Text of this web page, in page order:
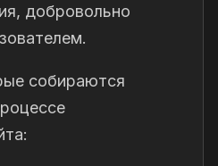
добровольно
собираются